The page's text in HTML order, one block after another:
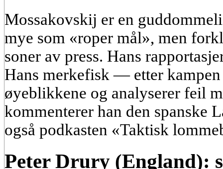
Mossakovskij er en
mye som «roper mål», men
soner av press. Hans
Hans merkefisk — etter
øyeblikkene og analyserer feil
kommenterer han den spanske
også podkasten «Taktisk
Peter Drury (England):